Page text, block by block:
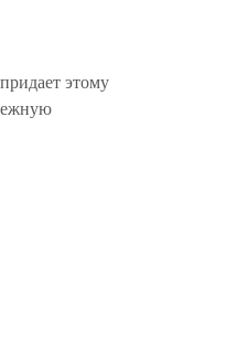
этому